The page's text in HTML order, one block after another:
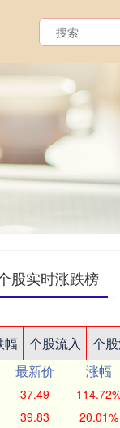
股实时涨跌榜
幅 个股流入 个
最新价 涨幅
37.49
39.83 20.01%